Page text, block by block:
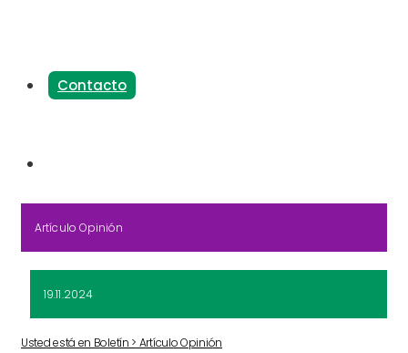
Contacto
Artículo Opinión
19.11.2024
Usted está en Boletín > Artículo Opinión